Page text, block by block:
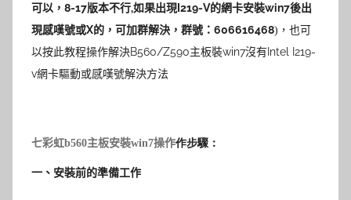
可以，8-17版本不行,如果出現I219-V的網卡安裝win7後出
現感嘆號或X的，可加群解決，群號：606616468)，也可
以按此教程操作解決B560/Z590主板裝win7沒有Intel I219-
v網卡驅動或感嘆號解決方法
七彩虹b560主板安裝win7操作作步驟：
一、安裝前的準備工作